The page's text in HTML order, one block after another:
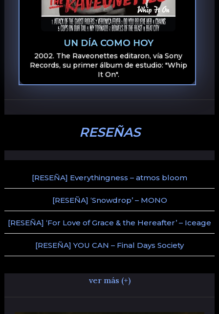
UN DÍA COMO HOY
2002. The Raveonettes editaron, vía Sony
Records, su primer álbum de estudio: "Whip
It On".
RESEÑAS
[RESEÑA] Everythingness – atmos bloom
[RESEÑA] ‘Snowdrop’ – MONO
[RESEÑA] ‘For Love of Grace & the Hereafter’ – Iceage
[RESEÑA] YOU CAN – Final Days Society
ver más (+)